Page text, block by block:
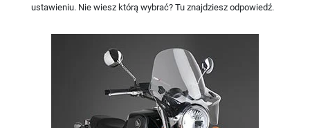
ustawieniu. Nie wiesz którą wybrać? Tu znajdziesz odpowiedź.